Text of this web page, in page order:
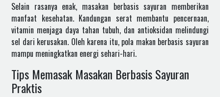
Selain rasanya enak, masakan berbasis sayuran memberikan
manfaat kesehatan. Kandungan serat membantu pencernaan,
vitamin menjaga daya tahan tubuh, dan antioksidan melindungi
sel dari kerusakan. Oleh karena itu, pola makan berbasis sayuran
mampu meningkatkan energi sehari-hari.
Tips Memasak Masakan Berbasis Sayuran
Praktis